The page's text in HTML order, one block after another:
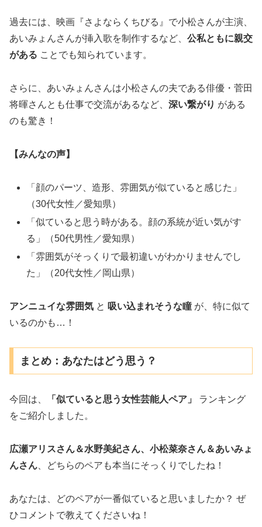
過去には、映画『さよならくちびる』で小松さんが主演、
あいみょんさんが挿入歌を制作するなど、 公私ともに親交
がある ことでも知られています。
さらに、あいみょんさんは小松さんの夫である俳優・菅田
将暉さんとも仕事で交流があるなど、 深い繋がり がある
のも驚き！
【みんなの声】
「顔のパーツ、造形、雰囲気が似ていると感じた」
（30代女性／愛知県）
「似ていると思う時がある。顔の系統が近い気がす
る」（50代男性／愛知県）
「雰囲気がそっくりで最初違いがわかりませんでし
た」（20代女性／岡山県）
アンニュイな雰囲気 と 吸い込まれそうな瞳 が、特に似て
いるのかも…！
まとめ：あなたはどう思う？
今回は、 「似ていると思う女性芸能人ペア」
ランキング
をご紹介しました。
広瀬アリスさん＆水野美紀さん、小松菜奈さん＆あいみょ
んさん 、どちらのペアも本当にそっくりでしたね！
あなたは、どのペアが一番似ていると思いましたか？ ぜ
ひコメントで教えてくださいね！